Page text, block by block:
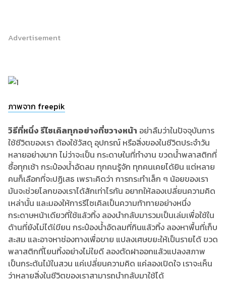
Advertisement
ภาพจาก freepik
วิธีที่หนึ่ง รีไซเคิลทุกอย่างที่ขวางหน้า อย่าลืมว่าในปัจจุบันการ
ใช้ชีวิตของเรา ต้องใช้วัสดุ อุปกรณ์ หรือสิ่งของในชีวิตประจำวัน
หลายอย่างมาก ไม่ว่าจะเป็น กระดาษในที่ทำงาน ขวดน้ำพลาสติกที่
ซื้อทุกเช้า กระป๋องน้ำอัดลม ทุกคนรู้จัก ทุกคนเคยได้ยิน แต่หลาย
คนก็เลือกที่จะปฏิเสธ เพราะคิดว่า การกระทำเล็ก ๆ น้อยของเรา
มันจะช่วยโลกของเราได้สักเท่าไรกัน อยากให้ลองเปลี่ยนความคิด
เหล่านั้น และมองให้การรีไซเคิลเป็นความท้าทายอย่างหนึ่ง
กระดาษหน้าเดียวที่ใช้แล้วทิ้ง ลองนำกลับมารวมเป็นเล่มเพื่อใช้ใน
ด้านที่ยังไม่ได้เ่ขียน กระป๋องน้ำอัดลมที่กินแล้วทิ้ง ลองหาพื้นที่เก็บ
สะสม และอาจหาช่องทางเพื่อขาย แปลงเศษขยะให้เป็นรายได้ ขวด
พลาสติกที่โยนทิ้งอย่างไม่ใยดี ลองตัดฝาออกแล้วแปลงสภาพ
เป็นกระต้นไม้ในสวน แค่เปลี่ยนความคิด แค่ลองเปิดใจ เราจะเห็น
ว่าหลายสิ่งในชีวิตของเราสามารถนำกลับมาใช้ได้